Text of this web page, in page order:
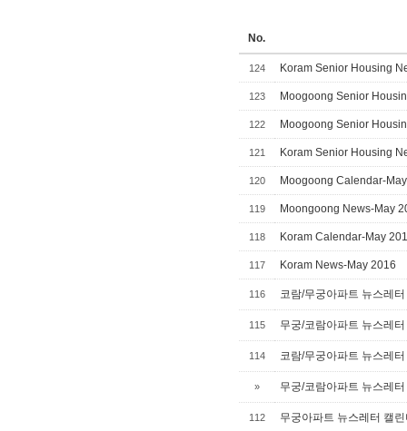
No.
124 Koram Senior Housing
123 Moogoong Senior
122 Moogoong Senior
121 Koram Senior Housing
120 Moogoong Calendar-
119 Moongoong News-May
118 Koram Calendar-May
117 Koram News-May 2016
116 코람/무궁아파트 뉴스레
115 무궁/코람아파트 뉴스레
114 코람/무궁아파트 뉴스레
» 무궁/코람아파트 뉴스레
112 무궁아파트 뉴스레터 캘